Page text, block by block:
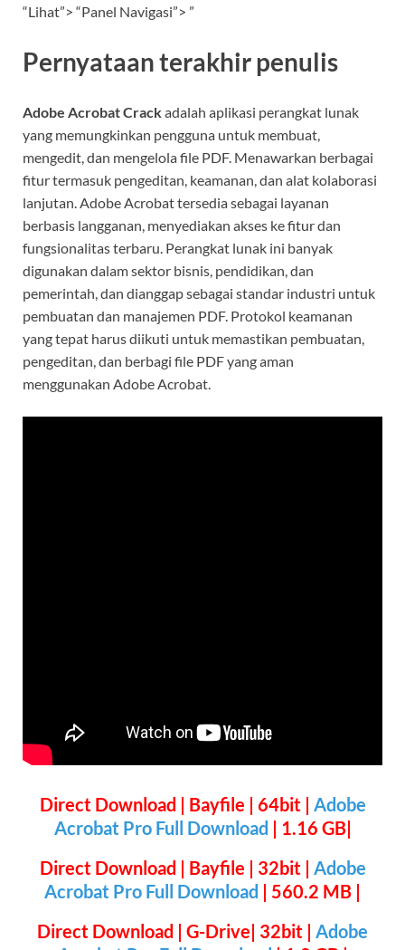
“Lihat”> “Panel Navigasi”> ”
Pernyataan terakhir penulis
Adobe Acrobat Crackadalah aplikasi perangkat lunak
yang memungkinkan pengguna untuk membuat,
mengedit, dan mengelola file PDF. Menawarkan berbagai
fitur termasuk pengeditan, keamanan, dan alat kolaborasi
lanjutan. Adobe Acrobat tersedia sebagai layanan
berbasis langganan, menyediakan akses ke fitur dan
fungsionalitas terbaru. Perangkat lunak ini banyak
digunakan dalam sektor bisnis, pendidikan, dan
pemerintah, dan dianggap sebagai standar industri untuk
pembuatan dan manajemen PDF. Protokol keamanan
yang tepat harus diikuti untuk memastikan pembuatan,
pengeditan, dan berbagi file PDF yang aman
menggunakan Adobe Acrobat.
Direct Download | Bayfile | 64bit | Adobe
Acrobat Pro Full Download | 1.16 GB|
Direct Download | Bayfile | 32bit | Adobe
Acrobat Pro Full Download | 560.2 MB |
Direct Download | G-Drive| 32bit | Adobe